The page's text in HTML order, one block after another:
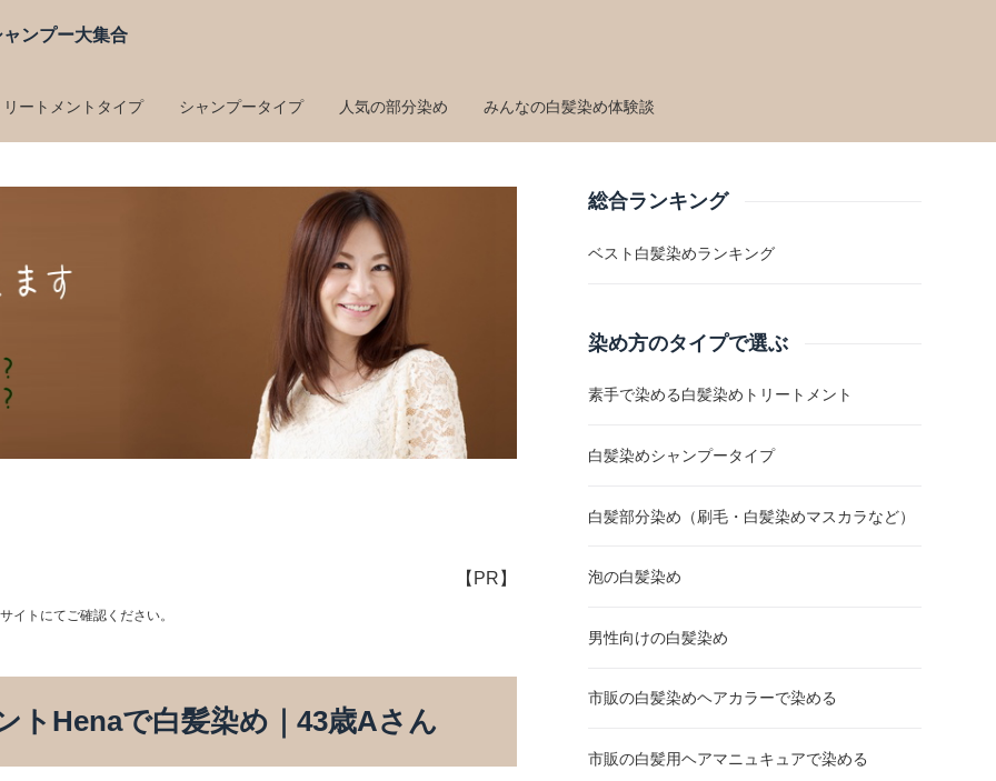
ンプー大集合
リートメントタイプ シャンプータイプ 人気の部分染め みんなの白髪染め体験談
【PR】
イトにてご確認ください。
トHenaで白髪染め｜43歳Aさん
総合ランキング
ベスト白髪染めランキング
染め方のタイプで選ぶ
素手で染める白髪染めトリートメント
白髪染めシャンプータイプ
白髪部分染め（刷毛・白髪染めマスカラなど）
泡の白髪染め
男性向けの白髪染め
市販の白髪染めヘアカラーで染める
市販の白髪用ヘアマニュキュアで染める